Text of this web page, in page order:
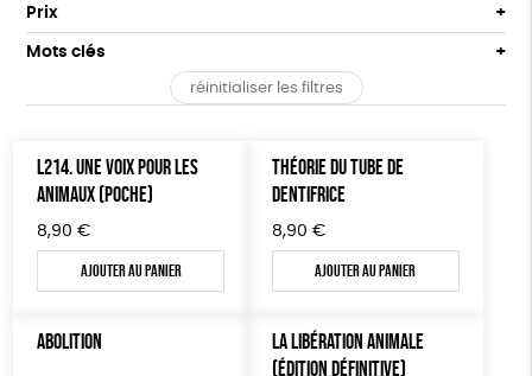
OUTILS MILITANTS
TRACTS
CARTES
BROCHURES
OUTILS ÉDUCATIFS
MON JOURNAL ANIMAL
Par défaut
Popularité
Prix : du - cher au + cher
Prix
Tous
50 € - 100 €
150 € - 200 €
Plus de 200€
Mots clés
OEKO-Tex, PETA approuved vegan Oeko-Tex
réinitialiser les filtres
L214. UNE VOIX POUR LES
ANIMAUX (POCHE)
8,90 €
Ajouter au panier
THÉORIE DU TUBE DE
DENTIFRICE
8,90 €
Ajouter au panier
ABOLITION
LA LIBÉRATION ANIMALE
(ÉDITION DÉFINITIVE)